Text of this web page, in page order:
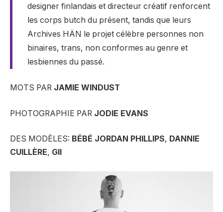
designer finlandais et directeur créatif renforcent
les corps butch du présent, tandis que leurs
Archives HÄN le projet célèbre personnes non
binaires, trans, non conformes au genre et
lesbiennes du passé.
MOTS PAR JAMIE WINDUST
PHOTOGRAPHIE PAR JODIE EVANS
DES MODÈLES: BÉBÉ JORDAN PHILLIPS, DANNIE
CUILLÈRE, GII